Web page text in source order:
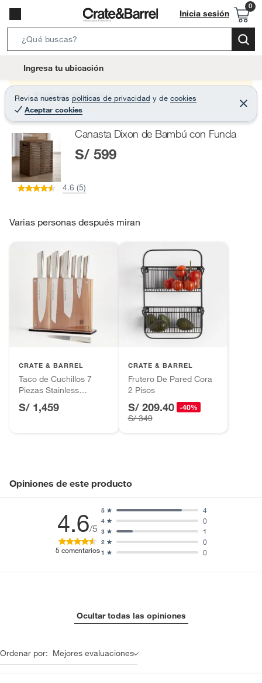
Inicia sesión
e
r
c
B
t
o
Ingresa tu ubicación
Revisa nuestras políticas de privacidad y de cookies
Aceptar cookies
C
e
r
Producto sin stock :(
Canasta Dixon de Bambú con Funda
S/ 599
4.6 (5)
Varias personas después miran
CRATE & BARREL
Taco de Cuchillos 7
Piezas Stainless
Schmidt Brothers
S/ 1,459
CRATE & BARREL
Frutero De Pared Cora
2 Pisos
S/ 209.40 -40%
S/ 349
Opiniones de este producto
4.6/5
5 comentarios1 0
2 0
3 1
4 0
5 4
Ocultar todas las opiniones
Ordenar por: Mejores evaluaciones